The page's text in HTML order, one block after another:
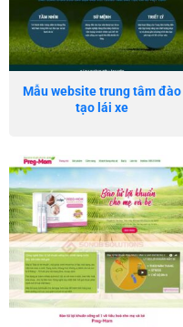
Mẫu website trung tâm đào
tạo lái xe